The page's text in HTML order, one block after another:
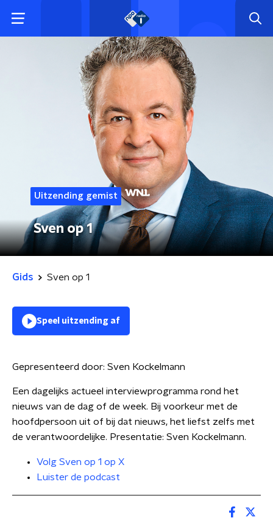
Uitzending gemist
Sven op 1
Gids Sven op 1
Speel uitzending af
Gepresenteerd door: Sven Kockelmann
Een dagelijks actueel interviewprogramma rond het
nieuws van de dag of de week. Bij voorkeur met de
hoofdpersoon uit of bij dat nieuws, het liefst zelfs met
de verantwoordelijke. Presentatie: Sven Kockelmann.
Volg Sven op 1 op X
Luister de podcast